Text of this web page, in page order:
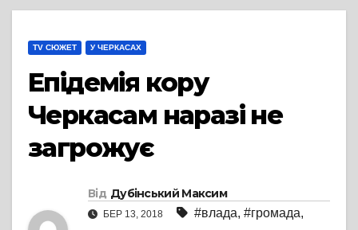
TV СЮЖЕТ У ЧЕРКАСАХ
Епідемія кору
Черкасам наразі не
загрожує
Від Дубінський Максим
БЕР 13, 2018 #влада, #громада,